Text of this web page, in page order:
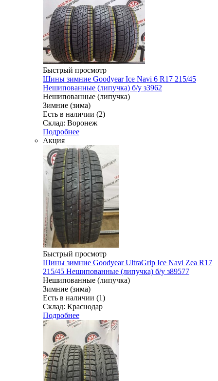
Быстрый просмотр
Шины зимние Goodyear Ice Navi 6 R17 215/45
Нешипованные (липучка) б/у з3962
Нешипованные (липучка)
Зимние (зима)
Есть в наличии (2)
Склад: Воронеж
Подробнее
Акция
Быстрый просмотр
Шины зимние Goodyear UltraGrip Ice Navi Zea R17
215/45 Нешипованные (липучка) б/у з89577
Нешипованные (липучка)
Зимние (зима)
Есть в наличии (1)
Склад: Краснодар
Подробнее